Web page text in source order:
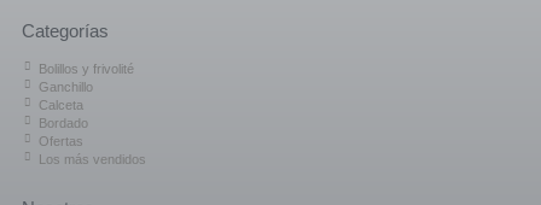
Categorías
Bolillos y frivolité
Ganchillo
Calceta
Bordado
Ofertas
Los más vendidos